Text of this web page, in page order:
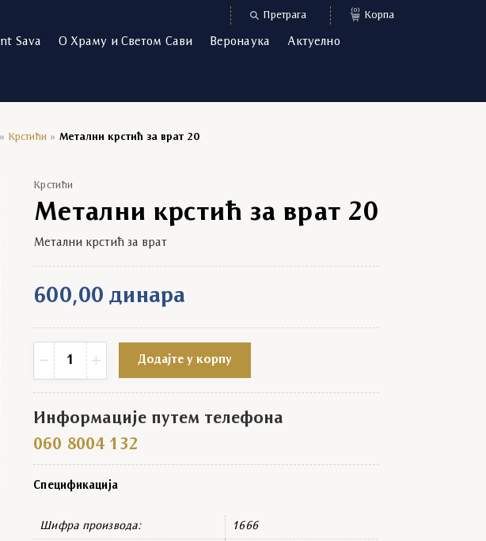
Претрага (0) Корпа
Sava О Храму и Светом Сави Веронаука Актуелно
» Крстићи » Метални крстић за врат 20
Крстићи
Метални крстић за врат 20
600,00динара
Метални крстић за врат
−
Метални крстић за врат 20 quantity
+ Додајте у корпу
Информације путем телефона
060 8004 132
Спецификација
Шифра производа: 1666